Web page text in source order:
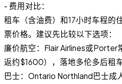
- 费用对比：
租车（含油费）和17小时车程的
票价格。建议先比较以下选项：
廉价航空：Flair Airlines或
返约$1600），落地多伦多后租
巴士：Ontario Northland巴士成